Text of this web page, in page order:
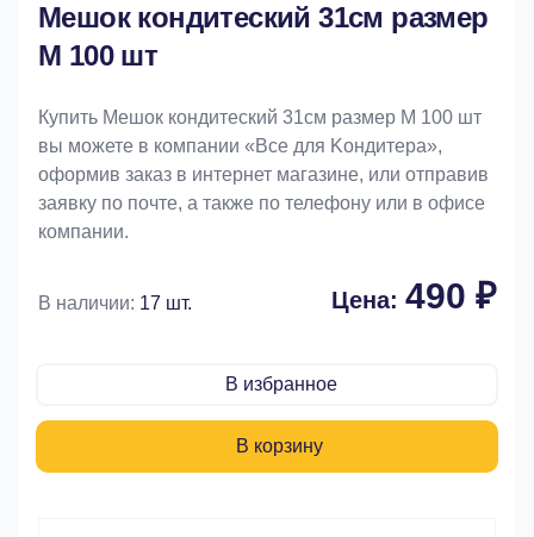
Мешок кондитеский 31см размер
М 100 шт
Купить Мешок кондитеский 31см размер М 100 шт
вы можете в компании «Bce для Koндитeрa»,
оформив заказ в интернет магазине, или отправив
заявку по почте, а также по телефону или в офисе
компании.
В наличии: 17 шт. Цена: 490 ₽
В избранное
В корзину